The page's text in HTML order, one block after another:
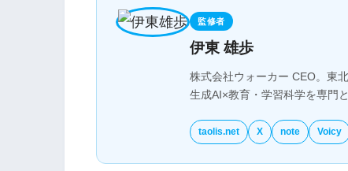
監修者
伊東 雄歩
株式会社ウォーカー CEO。東
生成AI×教育・学習科学を専門
taolis.net X note Voicy